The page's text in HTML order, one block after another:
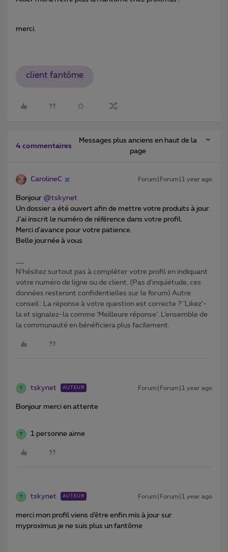
merci.
client fantôme
4 commentaires
Messages plus anciens en haut de la
page
CarolineC Forum|Forum|1 year ago
Bonjour ​ @tskynet
Un dossier a été ouvert afin de mettre votre produits à jour.
J’ai inscrit le numéro de référence dans votre profil.
Merci d’avance pour votre patience.
Belle journée à vous
N'hésitez surtout pas à compléter votre profil en indiquant
votre numéro de ligne ou de client. (Pas d'inquiétude, ces
données resteront confidentielles sur le forum) Autre
conseil : La réponse à votre question est correcte ? ‘Likez’-
la et signalez-la comme ‘Meilleure réponse’. L’ensemble de
la communauté en bénéficiera plus facilement.
T tskynet AUTEUR Forum|Forum|1 year ago
Bonjour merci en attente
T 1 personne aime
T tskynet AUTEUR Forum|Forum|1 year ago
merci mon profil viens d’être enfin mis à jour sur
myproximus je ne suis plus un fantôme